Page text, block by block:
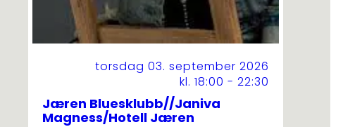
torsdag 03. september 2026
kl. 18:00 - 22:30
Jæren Bluesklubb//Janiva
Magness/Hotell Jæren